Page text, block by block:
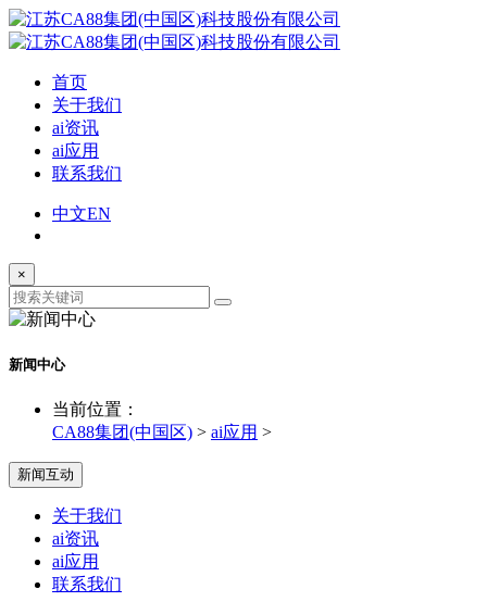
首页
关于我们
ai资讯
ai应用
联系我们
中文EN
×
新闻中心
当前位置：
CA88集团(中国区) > ai应用 >
新闻互动
关于我们
ai资讯
ai应用
联系我们